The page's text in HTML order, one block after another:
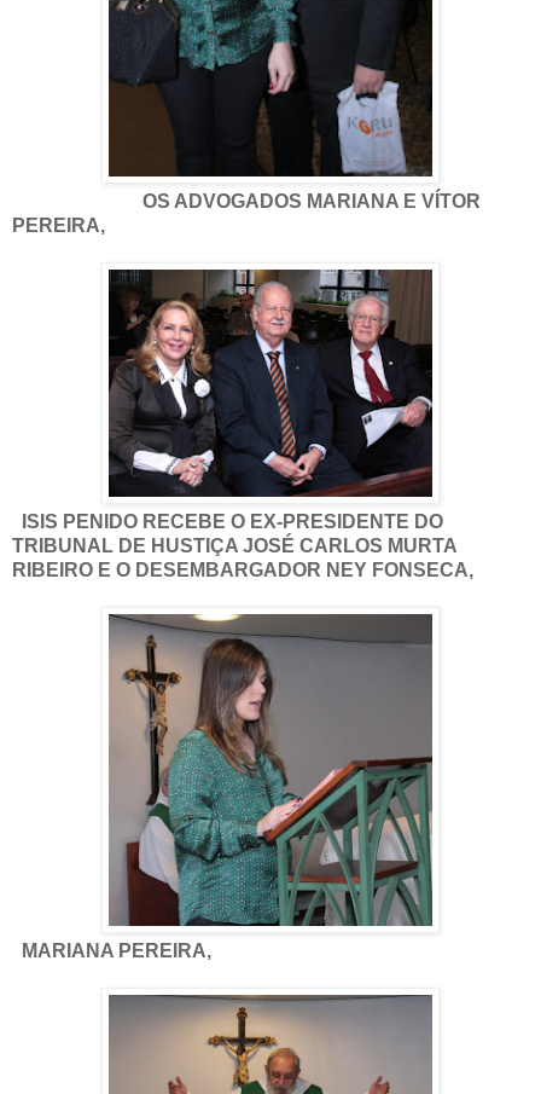
OS ADVOGADOS MARIANA E VÍTOR
PEREIRA,
ISIS PENIDO RECEBE O EX-PRESIDENTE DO
TRIBUNAL DE HUSTIÇA JOSÉ CARLOS MURTA
RIBEIRO E O DESEMBARGADOR NEY FONSECA,
MARIANA PEREIRA,